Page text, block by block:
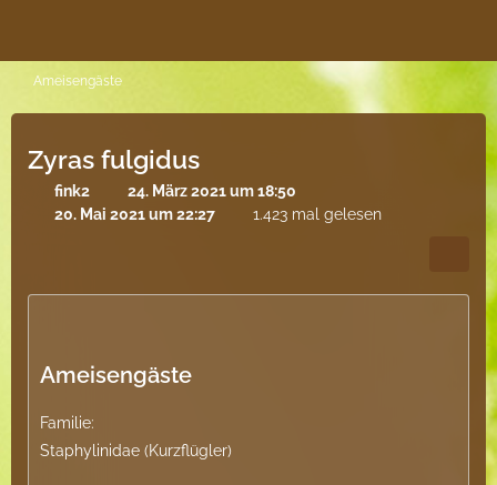
Ameisengäste
Zyras fulgidus
fink2
24. März 2021 um 18:50
20. Mai 2021 um 22:27
1.423 mal gelesen
Ameisengäste
Familie:
Staphylinidae (Kurzflügler)